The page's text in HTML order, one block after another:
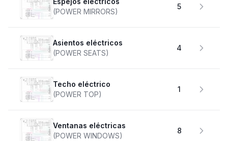
(POWER MIRRORS)
5
Asientos eléctricos
(POWER SEATS)
4
Techo eléctrico
(POWER TOP)
1
Ventanas eléctricas
(POWER WINDOWS)
8